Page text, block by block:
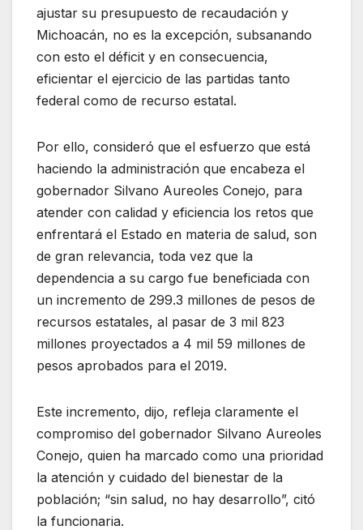
ajustar su presupuesto de recaudación y
Michoacán, no es la excepción, subsanando
con esto el déficit y en consecuencia,
eficientar el ejercicio de las partidas tanto
federal como de recurso estatal.
Por ello, consideró que el esfuerzo que está
haciendo la administración que encabeza el
gobernador Silvano Aureoles Conejo, para
atender con calidad y eficiencia los retos que
enfrentará el Estado en materia de salud, son
de gran relevancia, toda vez que la
dependencia a su cargo fue beneficiada con
un incremento de 299.3 millones de pesos de
recursos estatales, al pasar de 3 mil 823
millones proyectados a 4 mil 59 millones de
pesos aprobados para el 2019.
Este incremento, dijo, refleja claramente el
compromiso del gobernador Silvano Aureoles
Conejo, quien ha marcado como una prioridad
la atención y cuidado del bienestar de la
población; “sin salud, no hay desarrollo”, citó
la funcionaria.